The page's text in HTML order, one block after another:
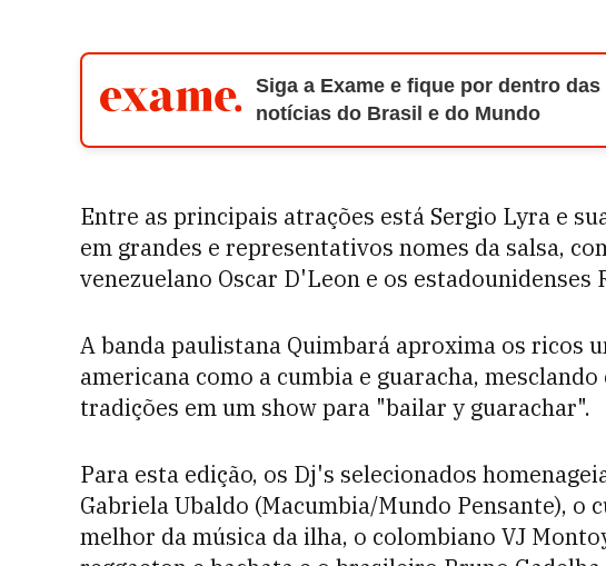
Siga a Exame e fique por dentro
notícias do Brasil e do Mundo
Entre as principais atrações está Sergio Lyra e
em grandes e representativos nomes da salsa,
venezuelano Oscar D'Leon e os
A banda paulistana Quimbará aproxima os ricos
americana como a cumbia e guaracha,
tradições em um show para "bailar y guarachar".
Para esta edição, os Dj's selecionados
Gabriela Ubaldo (Macumbia/Mundo Pensante), o
melhor da música da ilha, o colombiano VJ